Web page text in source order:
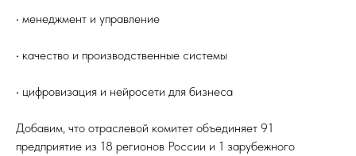
• менеджмент и управление
• качество и производственные системы
• цифровизация и нейросети для бизнеса
Добавим, что отраслевой комитет объединяет 91
предприятие из 18 регионов России и 1 зарубежного